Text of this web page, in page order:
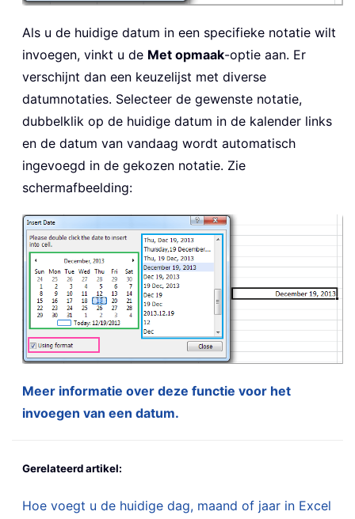
Als u de huidige datum in een specifieke notatie wilt
invoegen, vinkt u de Met opmaak-optie aan. Er
verschijnt dan een keuzelijst met diverse
datumnotaties. Selecteer de gewenste notatie,
dubbelklik op de huidige datum in de kalender links
en de datum van vandaag wordt automatisch
ingevoegd in de gekozen notatie. Zie
schermafbeelding:
Meer informatie over deze functie voor het
invoegen van een datum.
Gerelateerd artikel:
Hoe voegt u de huidige dag, maand of jaar in Excel